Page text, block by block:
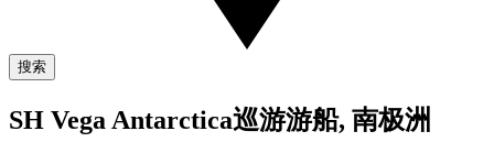
搜索
SH Vega Antarctica巡游游船, 南极洲